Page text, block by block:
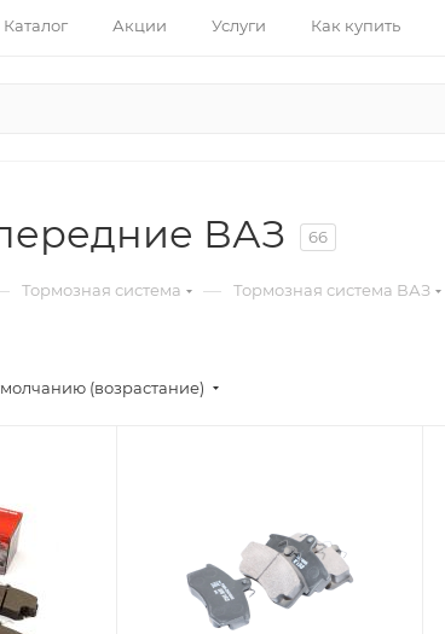
Каталог Акции Услуги Как купить
ВАЗ 66
Тормозная система — Тормозная система ВАЗ
(возрастание)